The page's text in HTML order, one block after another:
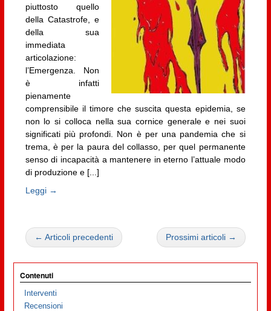
piuttosto quello
della Catastrofe, e
della sua
immediata
articolazione:
l’Emergenza. Non
è infatti
pienamente
comprensibile il timore che suscita questa epidemia, se
non lo si colloca nella sua cornice generale e nei suoi
significati più profondi. Non è per una pandemia che si
trema, è per la paura del collasso, per quel permanente
senso di incapacità a mantenere in eterno l’attuale modo
di produzione e [...]
Leggi →
← Articoli precedenti Prossimi articoli →
Contenuti
Interventi
Recensioni